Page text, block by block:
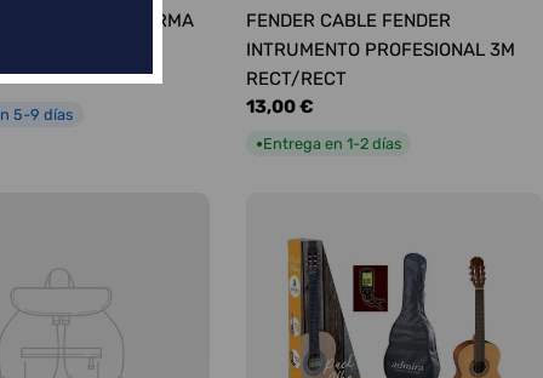
SURTIDAS FORMA
5-9 días
FENDER CABLE FENDER
INTRUMENTO PROFESIONAL 3M
RECT/RECT
Precio
13,00 €
●Entrega en 1-2 días